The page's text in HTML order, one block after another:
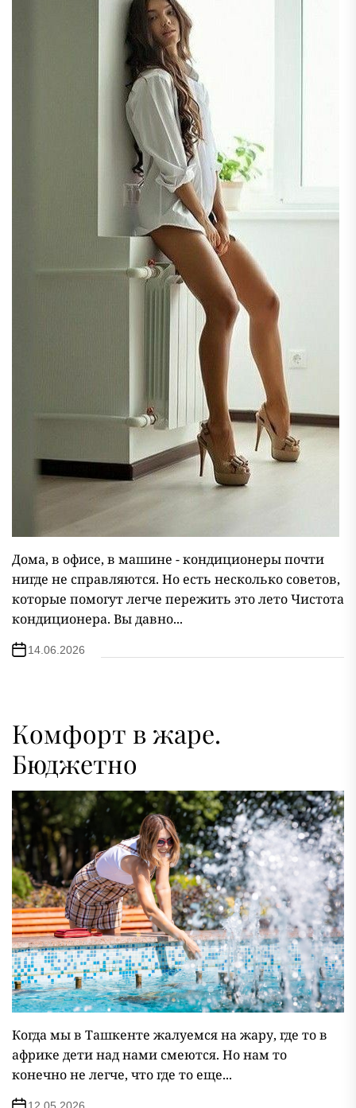
Дома, в офисе, в машине - кондиционеры почти
нигде не справляются. Но есть несколько советов,
которые помогут легче пережить это лето Чистота
кондиционера. Вы давно...
14.06.2026
Комфорт в жаре.
Бюджетно
Когда мы в Ташкенте жалуемся на жару, где то в
африке дети над нами смеются. Но нам то
конечно не легче, что где то еще...